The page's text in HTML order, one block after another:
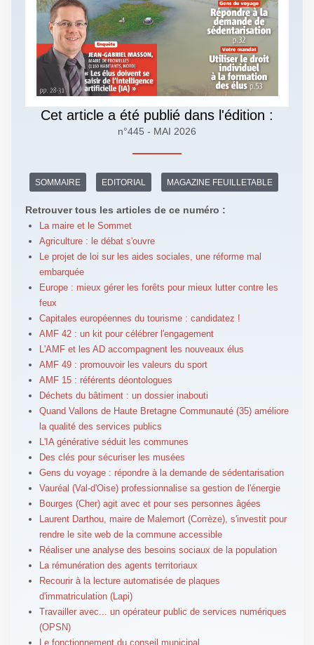
Cet article a été publié dans l'édition :
n°445 - MAI 2026
SOMMAIRE EDITORIAL MAGAZINE FEUILLETABLE
Retrouver tous les articles de ce numéro :
La maire et le Sommet
Agriculture : le débat s'ouvre
Le projet de loi sur les aides sociales, une réforme mal
embarquée
Europe : mieux gérer les forêts pour mieux lutter contre les
feux
Capitales européennes du tourisme : candidatez !
AMF 42 : un kit pour célébrer l'engagement
L'AMF et les AD accompagnent les nouveaux élus
AMF 49 : promouvoir les valeurs du sport
AMF 15 : référents déontologues
Déchets du bâtiment : un dossier inabouti
Quand Vallons de Haute Bretagne Communauté (35) améliore
la qualité des services publics
L'IA générative séduit les communes
Des clés pour sécuriser les musées
Gens du voyage : répondre à la demande de sédentarisation
Vauréal (Val-d'Oise) professionnalise sa gestion de l'énergie
Bourges (Cher) agit avec et pour ses personnes âgées
Laurent Darthou, maire de Malemort (Corrèze), s'investit pour
rendre le site web de la commune accessible
Réaliser une analyse des besoins sociaux de la population
La rémunération des agents territoriaux
Recourir à la lecture automatisée de plaques
d'immatriculation (Lapi)
Travailler avec... un opérateur public de services numériques
(OPSN)
Le fonctionnement du conseil municipal